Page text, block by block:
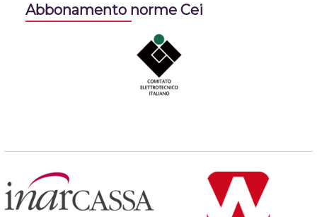
Abbonamento norme Cei